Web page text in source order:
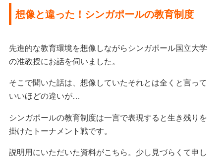
想像と違った！シンガポールの教育制度
先進的な教育環境を想像しながらシンガポール国立大学
の准教授にお話を伺いました。
そこで聞いた話は、想像していたそれとは全くと言って
いいほどの違いが…
シンガポールの教育制度は一言で表現すると生き残りを
掛けたトーナメント戦です。
説明用にいただいた資料がこちら。少し見づらくて申し